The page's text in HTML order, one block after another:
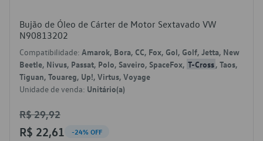
Bujão de Óleo de Cárter de Motor Sextavado VW
N90813202
Compatibilidade: Amarok, Bora, CC, Fox, Gol, Golf, Jetta, New
Beetle, Nivus, Passat, Polo, Saveiro, SpaceFox, T-Cross, Taos,
Tiguan, Touareg, Up!, Virtus, Voyage
Unidade de venda: Unitário(a)
R$ 29,92
R$ 22,61 -24% OFF